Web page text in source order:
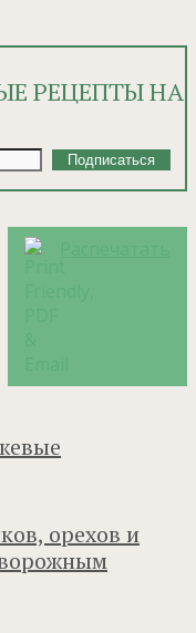
РЕЦЕПТЫ НА
орехов и